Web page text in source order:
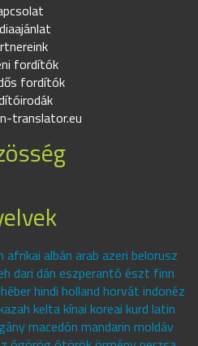
fordítók
fordítók
translator.eu
albán arab azeri belorusz
dari dán eszperantó észt finn
hindi holland horvát indonéz
kelta kínai koreai kurd latin
macedón mandarin moldáv